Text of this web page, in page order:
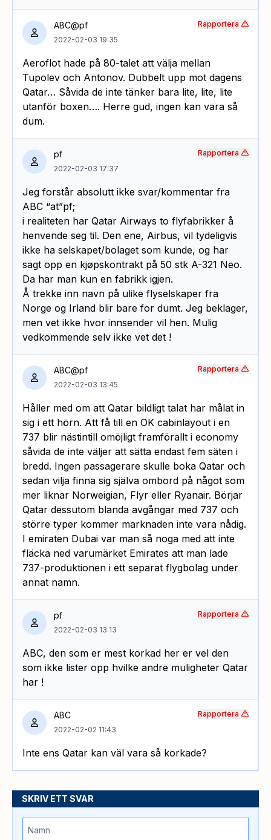
ABC@pf
2022-02-03 19:35
Aeroflot hade på 80-talet att välja mellan
Tupolev och Antonov. Dubbelt upp mot dagens
Qatar… Såvida de inte tänker bara lite, lite, lite
utanför boxen…. Herre gud, ingen kan vara så
dum.
Rapportera
pf
2022-02-03 17:37
Jeg forstår absolutt ikke svar/kommentar fra
ABC “at”pf;
i realiteten har Qatar Airways to flyfabrikker å
henvende seg til. Den ene, Airbus, vil tydeligvis
ikke ha selskapet/bolaget som kunde, og har
sagt opp en kjøpskontrakt på 50 stk A-321 Neo.
Da har man kun en fabrikk igjen.
Å trekke inn navn på ulike flyselskaper fra
Norge og Irland blir bare for dumt. Jeg beklager,
men vet ikke hvor innsender vil hen. Mulig
vedkommende selv ikke vet det !
Rapportera
ABC@pf
2022-02-03 13:45
Håller med om att Qatar bildligt talat har målat in
sig i ett hörn. Att få till en OK cabinlayout i en
737 blir nästintill omöjligt framförallt i economy
såvida de inte väljer att sätta endast fem säten i
bredd. Ingen passagerare skulle boka Qatar och
sedan vilja finna sig själva ombord på något som
mer liknar Norweigian, Flyr eller Ryanair. Börjar
Qatar dessutom blanda avgångar med 737 och
större typer kommer marknaden inte vara nådig.
I emiraten Dubai var man så noga med att inte
fläcka ned varumärket Emirates att man lade
737-produktionen i ett separat flygbolag under
annat namn.
Rapportera
pf
2022-02-03 13:13
ABC, den som er mest korkad her er vel den
som ikke lister opp hvilke andre muligheter Qatar
har !
Rapportera
ABC
2022-02-02 11:43
Inte ens Qatar kan väl vara så korkade?
Rapportera
SKRIV ETT SVAR